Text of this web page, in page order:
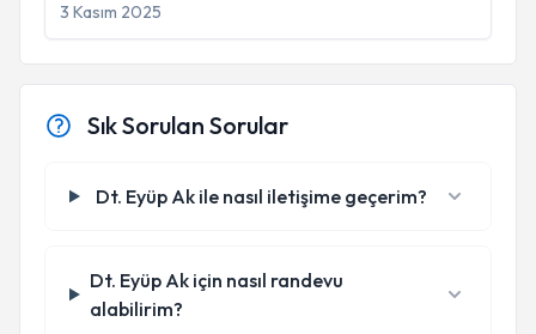
3 Kasım 2025
Sık Sorulan Sorular
Dt. Eyüp Ak ile nasıl iletişime geçerim?
Dt. Eyüp Ak için nasıl randevu
alabilirim?